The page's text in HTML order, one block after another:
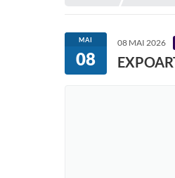
MAI
08
08 MAI 2026